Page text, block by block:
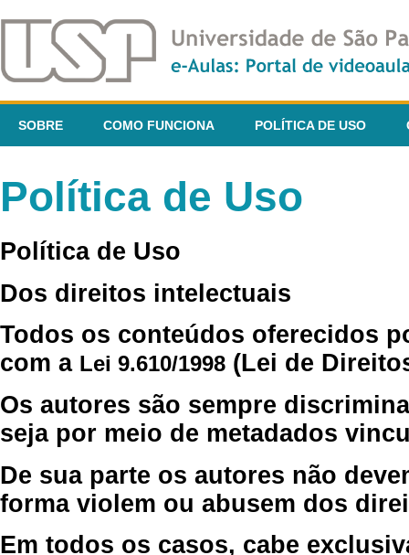
SOBRE COMO FUNCIONA POLÍTICA DE USO
Política de Uso
Política de Uso
Dos direitos intelectuais
Todos os conteúdos oferecidos
com a Lei 9.610/1998 (Lei de
Os autores são sempre
seja por meio de metadados
De sua parte os autores não
forma violem ou abusem dos
Em todos os casos, cabe